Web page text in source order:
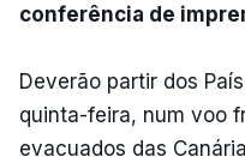
conferência de
Deverão partir dos
quinta-feira, num voo
evacuados das